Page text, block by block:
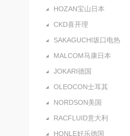
HOZAN宝山日本
CKD喜开理
SAKAGUCHI坂口电热
MALCOM马康日本
JOKARI德国
OLEOCON士耳其
NORDSON美国
RACFLUID意大利
HONLE好乐德国